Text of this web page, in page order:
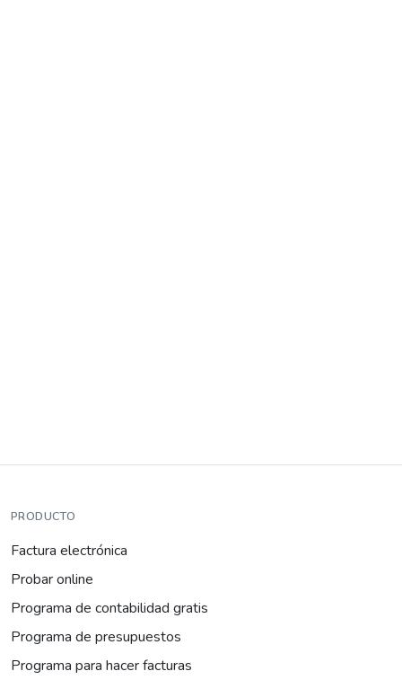
PRODUCTO
Factura electrónica
Probar online
Programa de contabilidad gratis
Programa de presupuestos
Programa para hacer facturas